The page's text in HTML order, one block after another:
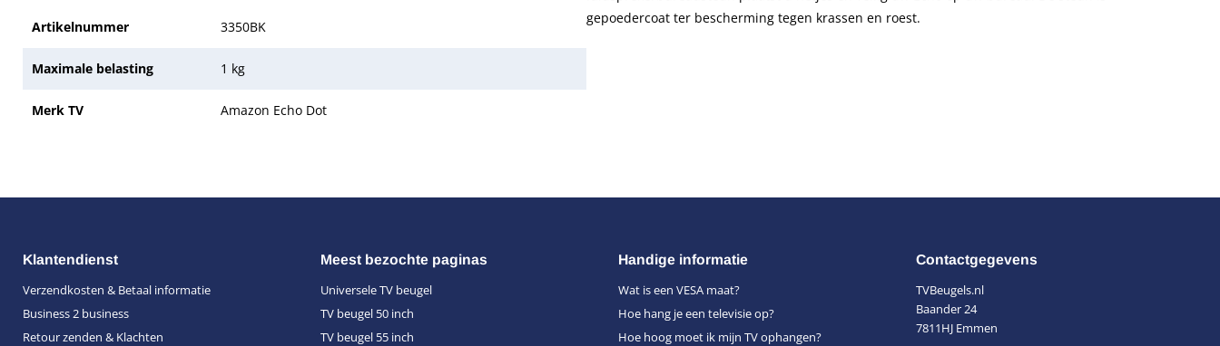
Artikelnummer 3350BK
Maximale belasting 1 kg
Merk TV Amazon Echo Dot
gepoedercoat ter bescherming tegen krassen en roest.
Klantendienst
Verzendkosten & Betaal informatie
Business 2 business
Retour zenden & Klachten
Meest bezochte paginas
Universele TV beugel
TV beugel 50 inch
TV beugel 55 inch
Handige informatie
Wat is een VESA maat?
Hoe hang je een televisie op?
Hoe hoog moet ik mijn TV ophangen?
Contactgegevens
TVBeugels.nl
Baander 24
7811HJ Emmen